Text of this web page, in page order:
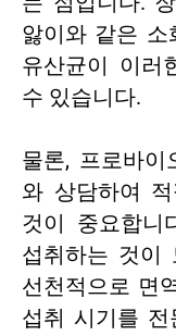
앓이와 같은 소
유산균이 이러
수 있습니다.
물론, 프로바
와 상담하여
것이 중요합니
섭취하는 것이
선천적으로 면
섭취 시기를 전